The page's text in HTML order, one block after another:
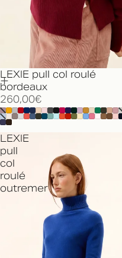
LEXIE pull col roulé
bordeaux
260,00€
LEXIE
pull
col
roulé
outremer